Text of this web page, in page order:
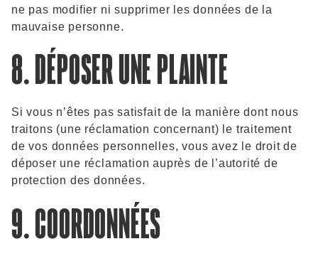
ne pas modifier ni supprimer les données de la
mauvaise personne.
8. DÉPOSER UNE PLAINTE
Si vous n’êtes pas satisfait de la manière dont nous
traitons (une réclamation concernant) le traitement
de vos données personnelles, vous avez le droit de
déposer une réclamation auprès de l’autorité de
protection des données.
9. COORDONNÉES